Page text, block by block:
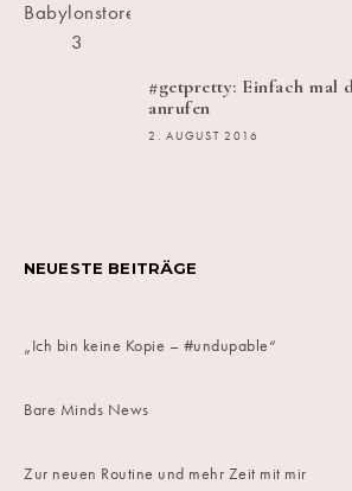
#getpretty: Einfach mal
anrufen
2. AUGUST 2016
NEUESTE BEITRÄGE
„Ich bin keine Kopie – #undupable“
Bare Minds News
Zur neuen Routine und mehr Zeit mit mir